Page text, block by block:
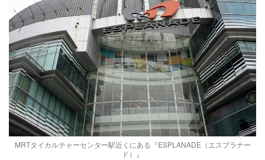
MRTタイカルチャーセンター駅近くにある『ESPLANADE（エスプラナー
ド）』